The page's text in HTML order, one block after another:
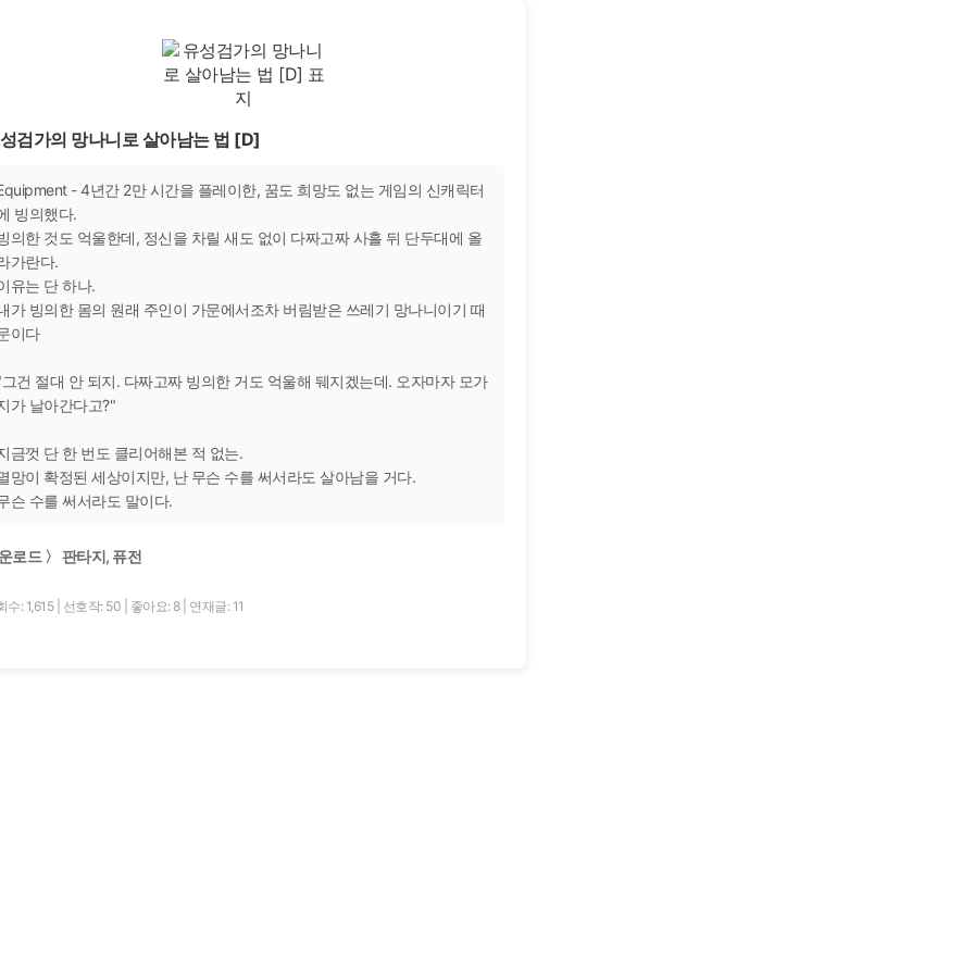
검가의 망나니로 살아남는 법 [D]
- 4년간 2만 시간을 플레이한, 꿈도 희망도 없는 게임의 신캐릭터
빙의했다.
의한 것도 억울한데, 정신을 차릴 새도 없이 다짜고짜 사흘 뒤 단두대에 올
가란다.
유는 단 하나.
가 빙의한 몸의 원래 주인이 가문에서조차 버림받은 쓰레기 망나니이기 때
이다
건 절대 안 되지. 다짜고짜 빙의한 거도 억울해 뒈지겠는데. 오자마자 모가
가 날아간다고?"
금껏 단 한 번도 클리어해본 적 없는.
망이 확정된 세상이지만, 난 무슨 수를 써서라도 살아남을 거다.
슨 수를 써서라도 말이다.
로드 〉 판타지, 퓨전
수: 1,615 선호작: 50 좋아요: 8 연재글: 11